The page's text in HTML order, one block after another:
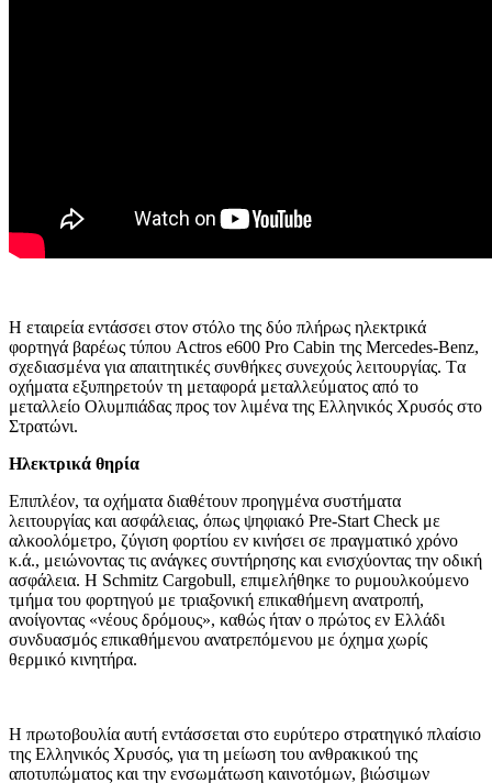
Η εταιρεία εντάσσει στον στόλο της δύο πλήρως ηλεκτρικά
φορτηγά βαρέως τύπου Actros e600 Pro Cabin της Mercedes-Benz,
σχεδιασμένα για απαιτητικές συνθήκες συνεχούς λειτουργίας. Tα
οχήματα εξυπηρετούν τη μεταφορά μεταλλεύματος από το
μεταλλείο Ολυμπιάδας προς τον λιμένα της Ελληνικός Χρυσός στο
Στρατώνι.
Ηλεκτρικά θηρία
Επιπλέον, τα οχήματα διαθέτουν προηγμένα συστήματα
λειτουργίας και ασφάλειας, όπως ψηφιακό Pre-Start Check με
αλκοολόμετρο, ζύγιση φορτίου εν κινήσει σε πραγματικό χρόνο
κ.ά., μειώνοντας τις ανάγκες συντήρησης και ενισχύοντας την οδική
ασφάλεια. Η Schmitz Cargobull, επιμελήθηκε το ρυμουλκούμενο
τμήμα του φορτηγού με τριαξονική επικαθήμενη ανατροπή,
ανοίγοντας «νέους δρόμους», καθώς ήταν o πρώτoς εν Ελλάδι
συνδυασμός επικαθήμενου ανατρεπόμενου με όχημα χωρίς
θερμικό κινητήρα.
Η πρωτοβουλία αυτή εντάσσεται στο ευρύτερο στρατηγικό πλαίσιο
της Ελληνικός Χρυσός, για τη μείωση του ανθρακικού της
αποτυπώματος και την ενσωμάτωση καινοτόμων, βιώσιμων